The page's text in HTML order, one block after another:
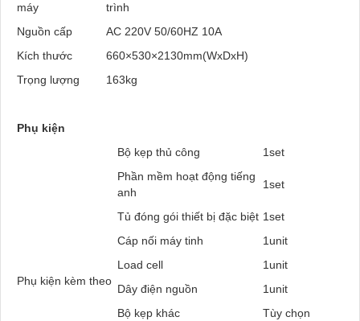
máy
trình
Nguồn cấp
AC 220V 50/60HZ 10A
Kích thước
660×530×2130mm(WxDxH)
Trọng lượng
163kg
Phụ kiện
Phụ kiện kèm theo
Bộ kẹp thủ công
1set
Phần mềm hoạt động tiếng
anh
1set
Tủ đóng gói thiết bị đặc biệt 1set
Cáp nối máy tinh
1unit
Load cell
1unit
Dây điện nguồn
1unit
Bộ kẹp khác
Tùy chọn